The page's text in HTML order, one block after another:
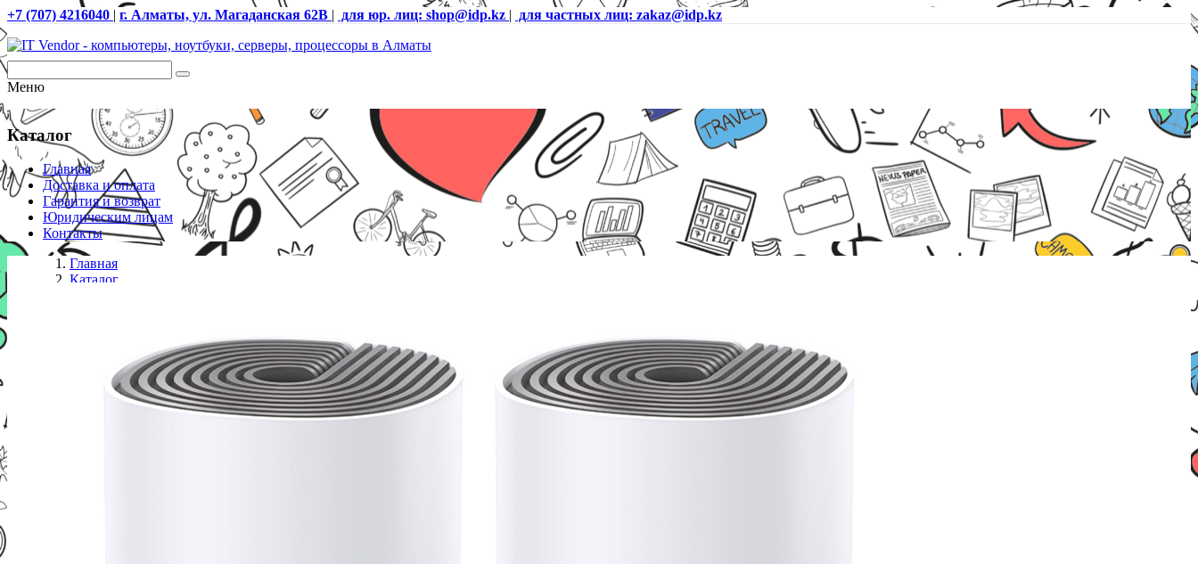
+7 (707) 4216040 | г. Алматы, ул. Магаданская 62В | для юр. лиц: shop@idp.kz | для частных лиц: zakaz@idp.kz
Меню
Каталог
Главная
Доставка и оплата
Гарантия и возврат
Юридическим лицам
Контакты
Главная
Каталог